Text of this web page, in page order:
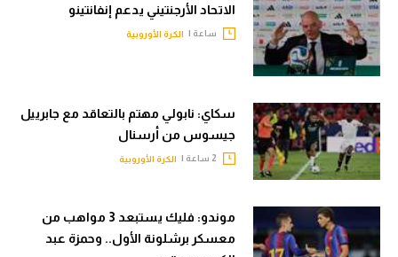
الاتحاد الأرجنتيني يدعم إنفانتينو
ساعة | الكرة الأوروبية
سكاي: نابولي مهتم بالتعاقد مع جابرييل
جيسوس من أرسنال
الكرة الأوروبية
موندو: فليك يستبعد 3 مواهب من
معسكر برشلونة الأول.. وحمزة عبد